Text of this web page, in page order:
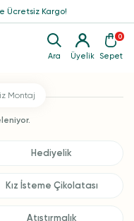
Ara Üyelik
0
Sepet
Ücretsiz Kargo!
Montaj
Hediyelik
Kız İsteme Çikolatası
Atıştırmalık